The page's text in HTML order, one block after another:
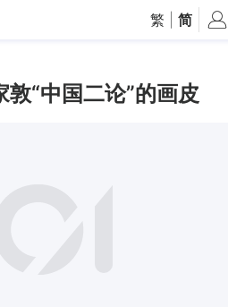
繁 简
“中国二论”的画皮